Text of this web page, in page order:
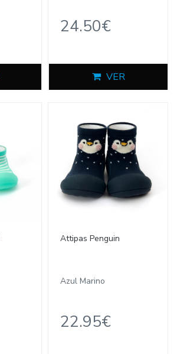
24.50€
VER
Attipas Penguin
Azul Marino
22.95€